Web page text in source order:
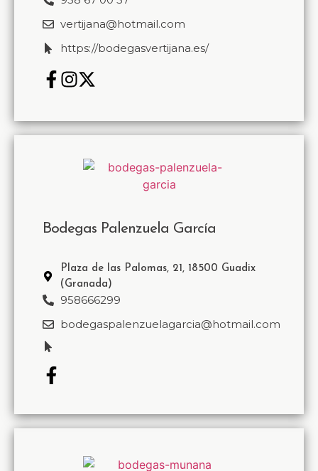
vertijana@hotmail.com
https://bodegasvertijana.es/
Bodegas Palenzuela García
Plaza de las Palomas, 21, 18500 Guadix
(Granada)
958666299
bodegaspalenzuelagarcia@hotmail.com